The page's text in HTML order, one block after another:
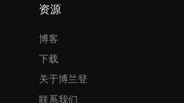
资源
博客
下载
关于博兰登
联系我们